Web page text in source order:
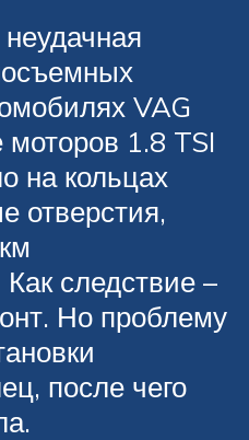
VAG
моторов 1.8 TSI
на кольцах
отверстия,
следствие –
Но проблему
после чего